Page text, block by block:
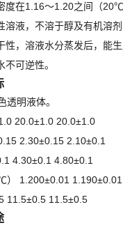
度在1.16～1.20之间（
溶液，不溶于醇及有机溶
性，溶液水分蒸发后，能
可逆性。
液体。
20.0±1.0 20.0±1.0
2.30±0.15 2.10±0.1
4.30±0.1 4.80±0.1
） 1.200±0.01
11.5±0.5 11.5±0.5